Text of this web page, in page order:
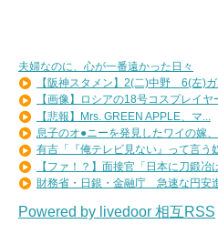
夫婦なのに、心が一番遠かった日々
【阪神スタメン】2(二)中野 6(左)
【画像】ロシアの18号コスプレイヤ
【悲報】Mrs. GREEN APPLE、マ...
息子のオ●ニーを発見したワイの嫁
有吉「『俺テレビ見ない』って言う
【ファ！？】面接官「日本に刀鍛冶
財務省・日銀・金融庁 急速な円安
Powered by livedoor 相互RSS